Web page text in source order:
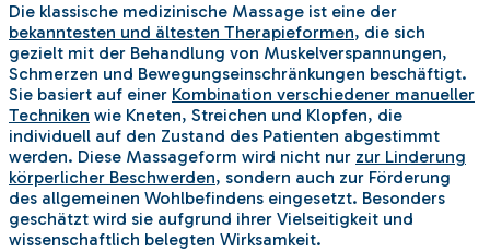
Die klassische medizinische Massage ist eine der
bekanntesten und ältesten Therapieformen, die sich
gezielt mit der Behandlung von Muskelverspannungen,
Schmerzen und Bewegungseinschränkungen beschäftigt.
Sie basiert auf einer Kombination verschiedener manueller
Techniken wie Kneten, Streichen und Klopfen, die
individuell auf den Zustand des Patienten abgestimmt
werden. Diese Massageform wird nicht nur zur Linderung
körperlicher Beschwerden, sondern auch zur Förderung
des allgemeinen Wohlbefindens eingesetzt. Besonders
geschätzt wird sie aufgrund ihrer Vielseitigkeit und
wissenschaftlich belegten Wirksamkeit.